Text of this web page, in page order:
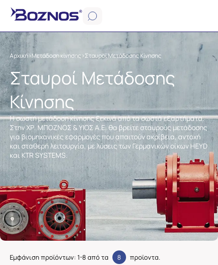
Σταυροί Μετάδοσης
Κίνησης
Η σωστή μετάδοση κίνησης ξεκινά από τα σωστά εξαρτήματα.
Στην ΧΡ. ΜΠΟΖΝΟΣ & ΥΙΟΣ Α.Ε. θα βρείτε σταυρούς μετάδοσης
για βιομηχανικές εφαρμογές που απαιτούν ακρίβεια, αντοχή
και σταθερή λειτουργία, με λύσεις των Γερμανικών οίκων HEYD
και KTR SYSTEMS.
Αρχική>Μετάδοση κίνησης>Σταυροί Μετάδοσης Κίνησης
Εμφάνιση προϊόντων: 1-8 από τα 8 προϊοντα.